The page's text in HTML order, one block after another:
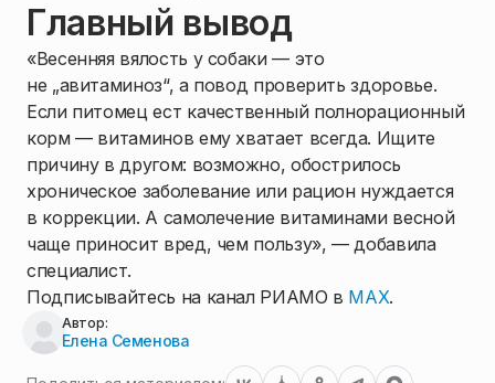
Главный вывод
«Весенняя вялость у собаки — это
не „авитаминоз“, а повод проверить здоровье.
Если питомец ест качественный полнорационный
корм — витаминов ему хватает всегда. Ищите
причину в другом: возможно, обострилось
хроническое заболевание или рацион нуждается
в коррекции. А самолечение витаминами весной
чаще приносит вред, чем пользу», — добавила
специалист.
Подписывайтесь на канал РИАМО в MAX.
Автор:
Елена Семенова